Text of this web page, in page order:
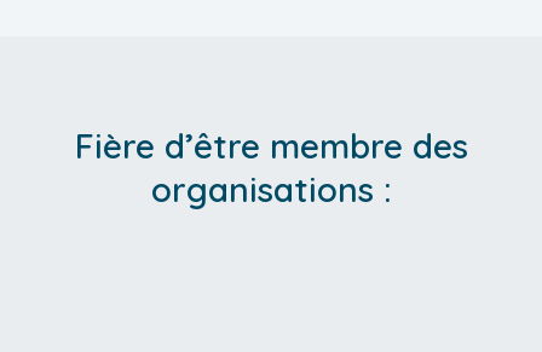
Fière d’être membre des
organisations :